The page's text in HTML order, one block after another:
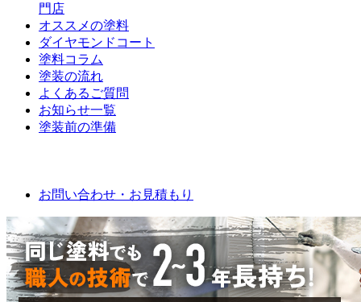
門店
オススメの塗料
ダイヤモンドコート
塗料コラム
塗装の流れ
よくあるご質問
お知らせ一覧
塗装前の準備
お問い合わせ・お見積もり